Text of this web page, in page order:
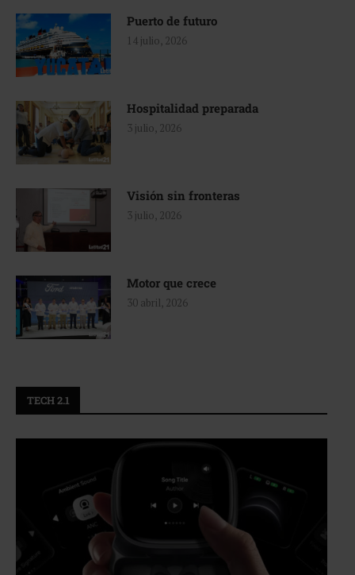
Puerto de futuro
14 julio, 2026
Hospitalidad preparada
3 julio, 2026
Visión sin fronteras
3 julio, 2026
Motor que crece
30 abril, 2026
TECH 2.1